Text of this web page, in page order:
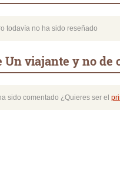
todavía no ha sido reseñado
viajante y no de
sido comentado ¿Quieres ser el